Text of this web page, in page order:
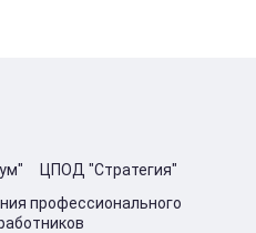
ЦПОД "Стратегия"
профессионального